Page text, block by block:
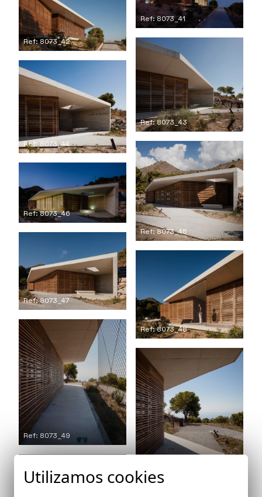
Ref: 8073_41
Ref: 8073_42
Ref: 8073_43
Ref: 8073_44
Ref: 8073_45
Ref: 8073_46
Ref: 8073_47
Ref: 8073_48
Ref: 8073_49
Utilizamos cookies